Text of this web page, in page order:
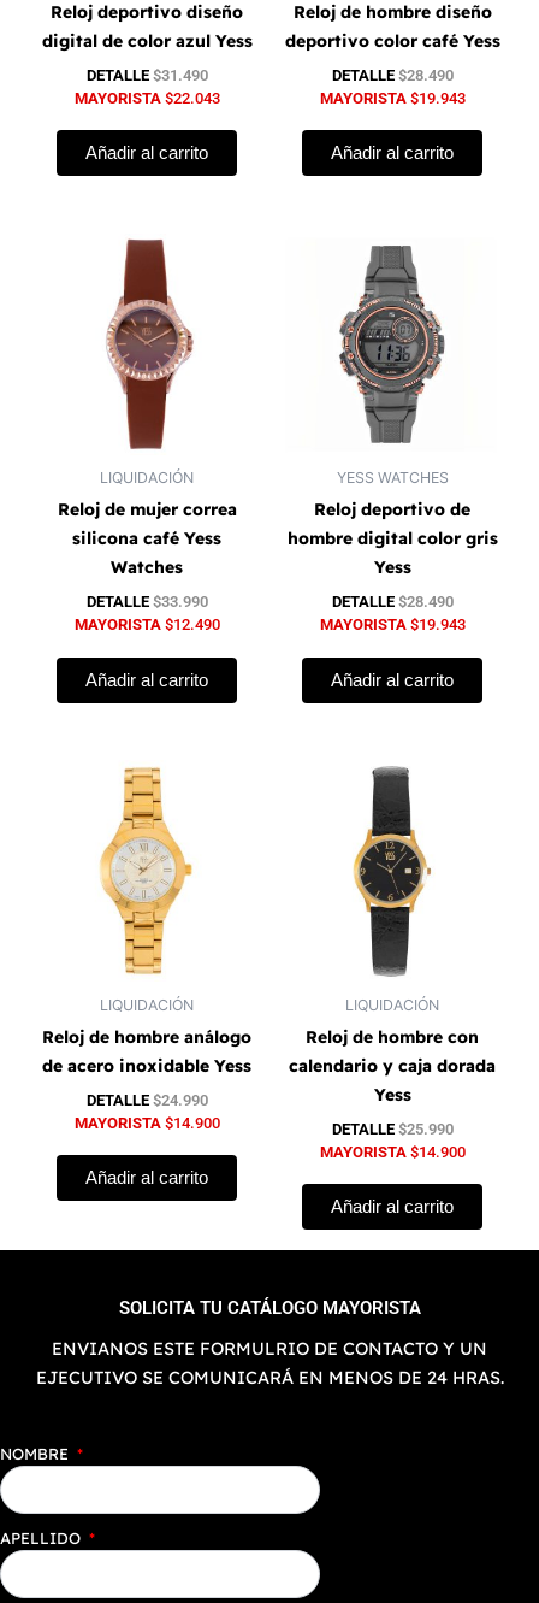
Reloj deportivo diseño
digital de color azul Yess
DETALLE $31.490
MAYORISTA $22.043
Añadir al carrito
Reloj de hombre diseño
deportivo color café Yess
DETALLE $28.490
MAYORISTA $19.943
Añadir al carrito
LIQUIDACIÓN
Reloj de mujer correa
silicona café Yess
Watches
DETALLE $33.990
MAYORISTA $12.490
Añadir al carrito
YESS WATCHES
Reloj deportivo de
hombre digital color gris
Yess
DETALLE $28.490
MAYORISTA $19.943
Añadir al carrito
LIQUIDACIÓN
Reloj de hombre análogo
de acero inoxidable Yess
DETALLE $24.990
MAYORISTA $14.900
Añadir al carrito
LIQUIDACIÓN
Reloj de hombre con
calendario y caja dorada
Yess
DETALLE $25.990
MAYORISTA $14.900
Añadir al carrito
SOLICITA TU CATÁLOGO MAYORISTA
ENVIANOS ESTE FORMULRIO DE CONTACTO Y UN
EJECUTIVO SE COMUNICARÁ EN MENOS DE 24 HRAS.
NOMBRE
APELLIDO